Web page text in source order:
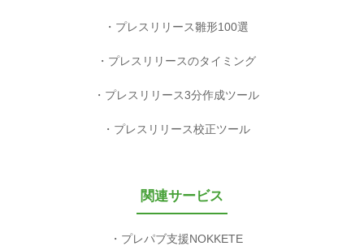
プレスリリース雛形100選
プレスリリースのタイミング
プレスリリース3分作成ツール
プレスリリース校正ツール
関連サービス
プレパブ支援NOKKETE